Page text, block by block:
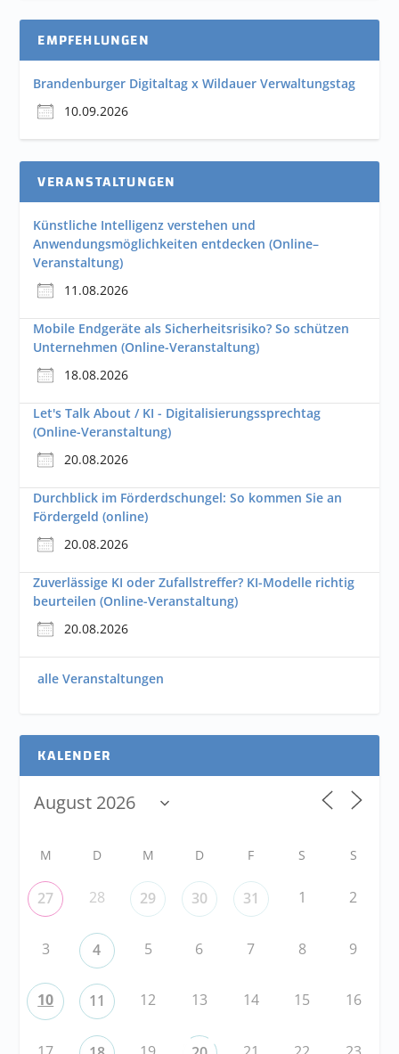
EMPFEHLUNGEN
Brandenburger Digitaltag x Wildauer Verwaltungstag
10.09.2026
VERANSTALTUNGEN
Künstliche Intelligenz verstehen und
Anwendungsmöglichkeiten entdecken (Online–
Veranstaltung)
11.08.2026
Mobile Endgeräte als Sicherheitsrisiko? So schützen
Unternehmen (Online-Veranstaltung)
18.08.2026
Let's Talk About / KI - Digitalisierungssprechtag
(Online-Veranstaltung)
20.08.2026
Durchblick im Förderdschungel: So kommen Sie an
Fördergeld (online)
20.08.2026
Zuverlässige KI oder Zufallstreffer? KI-Modelle richtig
beurteilen (Online-Veranstaltung)
20.08.2026
alle Veranstaltungen
KALENDER
M D M D F S S
27 28 29 30 31 1 2
3 4 5 6 7 8 9
10 11 12 13 14 15 16